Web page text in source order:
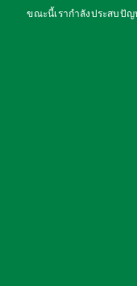
ขณะนี้เรากำลังประสบปัญ